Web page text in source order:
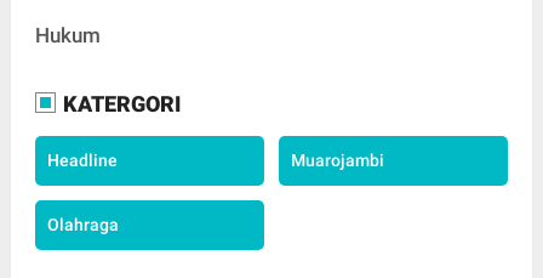
Hukum
KATERGORI
Headline Muarojambi
Olahraga